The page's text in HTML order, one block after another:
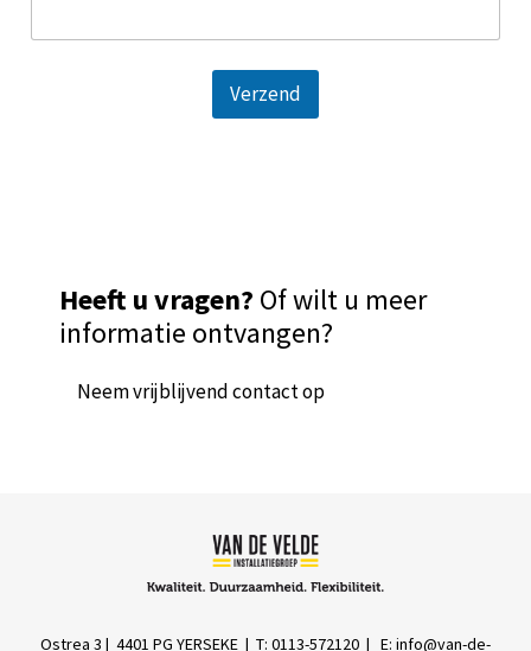
Verzend
Heeft u vragen? Of wilt u meer
informatie ontvangen?
Neem vrijblijvend contact op
Ostrea 3 | 4401 PG YERSEKE | T: 0113-572120 | E: info@van-de-